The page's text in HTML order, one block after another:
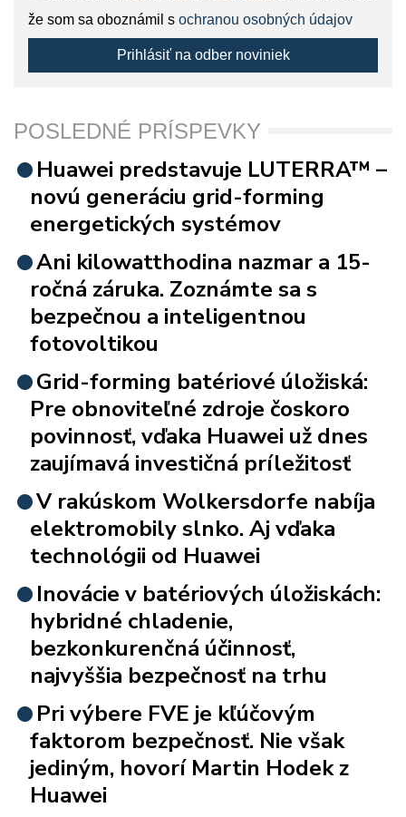
že som sa oboznámil s ochranou osobných údajov
Prihlásiť na odber noviniek
POSLEDNÉ PRÍSPEVKY
Huawei predstavuje LUTERRA™ –
novú generáciu grid-forming
energetických systémov
Ani kilowatthodina nazmar a 15-
ročná záruka. Zoznámte sa s
bezpečnou a inteligentnou
fotovoltikou
Grid-forming batériové úložiská:
Pre obnoviteľné zdroje čoskoro
povinnosť, vďaka Huawei už dnes
zaujímavá investičná príležitosť
V rakúskom Wolkersdorfe nabíja
elektromobily slnko. Aj vďaka
technológii od Huawei
Inovácie v batériových úložiskách:
hybridné chladenie,
bezkonkurenčná účinnosť,
najvyššia bezpečnosť na trhu
Pri výbere FVE je kľúčovým
faktorom bezpečnosť. Nie však
jediným, hovorí Martin Hodek z
Huawei